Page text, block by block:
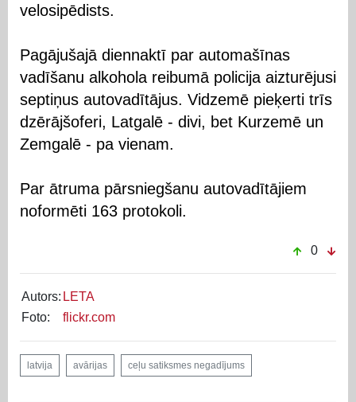
velosipēdists.
Pagājušajā diennaktī par automašīnas
vadīšanu alkohola reibumā policija aizturējusi
septiņus autovadītājus. Vidzemē pieķerti trīs
dzērājšoferi, Latgalē - divi, bet Kurzemē un
Zemgalē - pa vienam.
Par ātruma pārsniegšanu autovadītājiem
noformēti 163 protokoli.
0
Autors: LETA
Foto:
flickr.com
latvija avārijas ceļu satiksmes negadījums